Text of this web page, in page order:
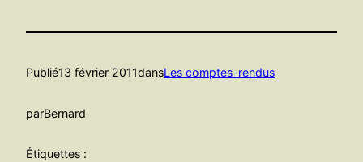
Publié13 février 2011dansLes comptes-rendus
parBernard
Étiquettes :